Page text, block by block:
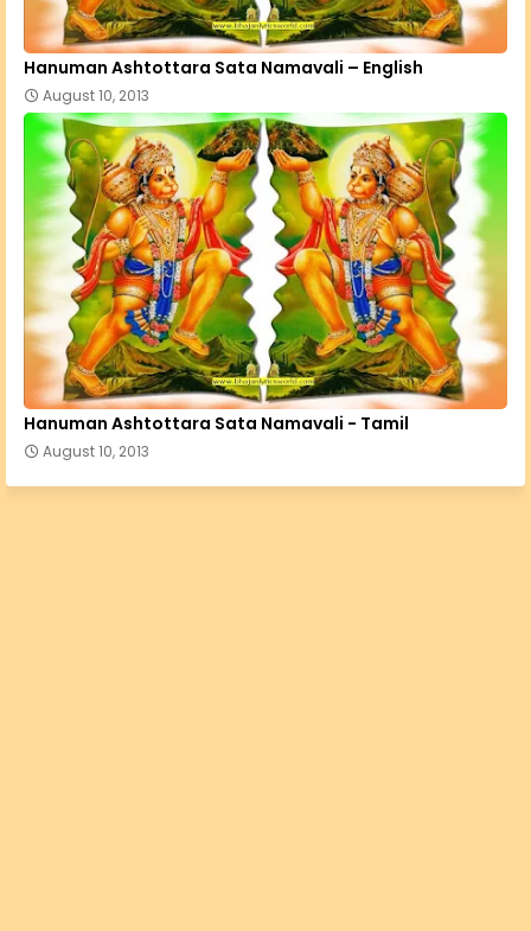
Hanuman Ashtottara Sata Namavali – English
August 10, 2013
Hanuman Ashtottara Sata Namavali - Tamil
August 10, 2013